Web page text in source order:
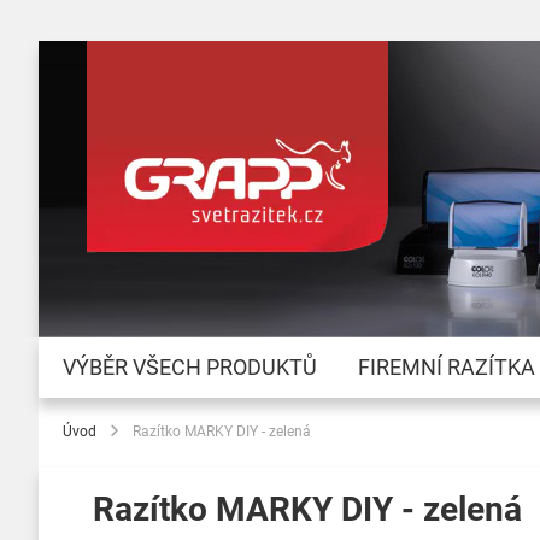
VÝBĚR VŠECH PRODUKTŮ FIREMNÍ RAZÍTKA
Úvod Razítko MARKY DIY - zelená
Razítko MARKY DIY - zelená